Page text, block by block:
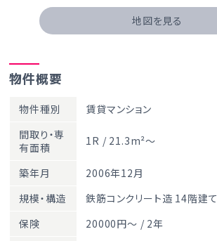
地図を見る
物件概要
物件種別
賃貸マンション
間取り・専
有面積
1R / 21.3m²～
築年月
2006年12月
規模・構造
鉄筋コンクリート造 14階建て
保険
20000円～ / 2年